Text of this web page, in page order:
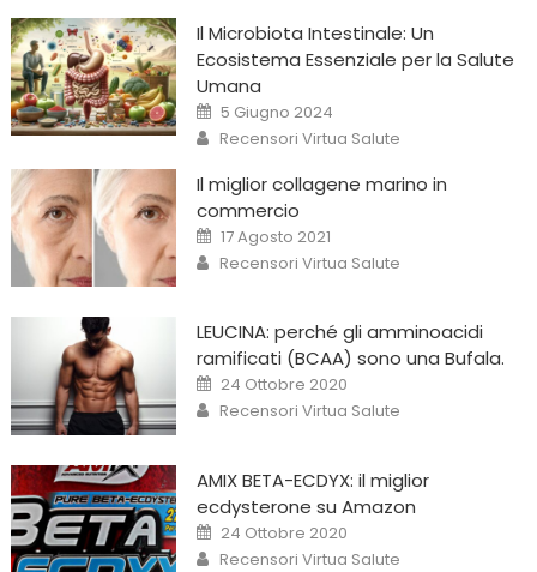
Il Microbiota Intestinale: Un
Ecosistema Essenziale per la Salute
Umana
Posted
on
5 Giugno 2024
Author
Recensori Virtua Salute
Il miglior collagene marino in
commercio
Posted
on
17 Agosto 2021
Author
Recensori Virtua Salute
LEUCINA: perché gli amminoacidi
ramificati (BCAA) sono una Bufala.
Posted
on
24 Ottobre 2020
Author
Recensori Virtua Salute
AMIX BETA-ECDYX: il miglior
ecdysterone su Amazon
Posted
on
24 Ottobre 2020
Author
Recensori Virtua Salute